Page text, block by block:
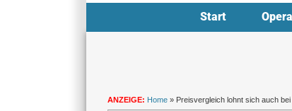
Start
ANZEIGE: Home » Preisvergleich lohnt sich auch